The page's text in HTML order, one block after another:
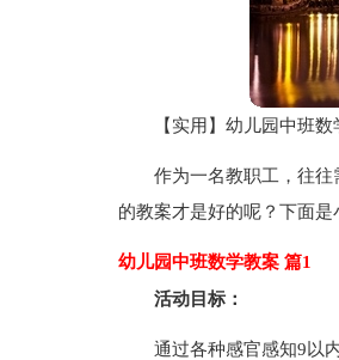
【实用】幼儿园中班
作为一名教职工，往
的教案才是好的呢？下面
幼儿园中班数学教案 篇1
活动目标：
通过各种感官感知9以